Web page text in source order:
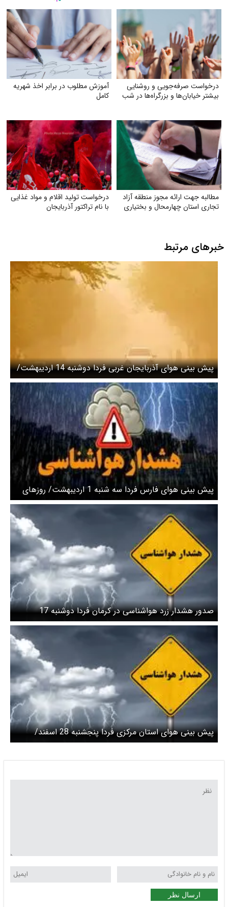
درخواست صرفه‌جویی و روشنایی
بیشتر خیابان‌ها و بزرگراه‌ها در شب
آموزش مطلوب در برابر اخذ شهریه
کامل
مطالبه جهت ارائه مجوز منطقه آزاد
تجاری استان چهارمحال و بختیاری
درخواست تولید اقلام و مواد غذایی
با نام تراکتور آذربایجان
خبرهای مرتبط
پیش بینی هوای آذربایجان غربی فردا دوشنبه 14 اردیبهشت/
وزش باد شدید در راه است
پیش بینی هوای فارس فردا سه شنبه 1 اردیبهشت/ روزهای
پایانی هفته و هشدار زرد هواشناسی
صدور هشدار زرد هواشناسی در کرمان فردا دوشنبه 17
فروردین
پیش بینی هوای استان مرکزی فردا پنجشنبه 28 اسفند/
هشدار زرد برای ۲ روز آخر سال
ارسال نظر